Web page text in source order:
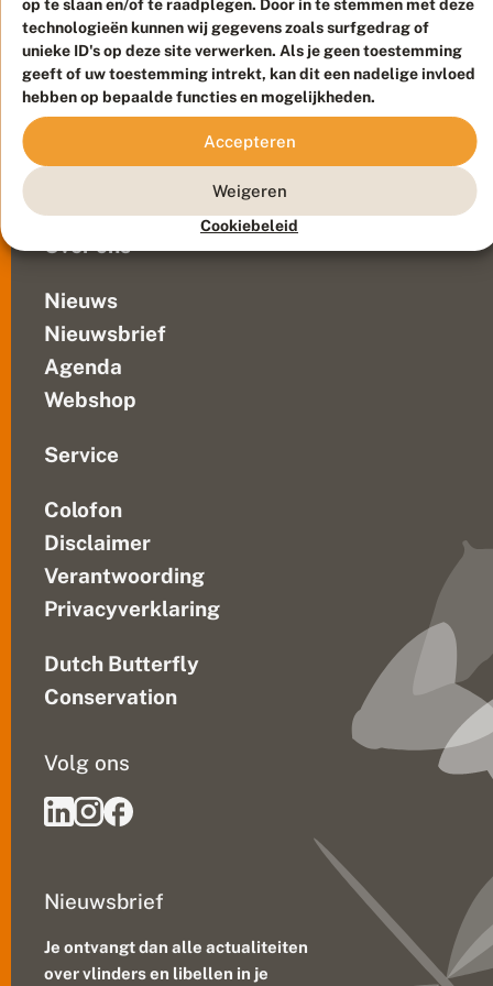
op te slaan en/of te raadplegen. Door in te stemmen met deze
technologieën kunnen wij gegevens zoals surfgedrag of
unieke ID's op deze site verwerken. Als je geen toestemming
geeft of uw toestemming intrekt, kan dit een nadelige invloed
hebben op bepaalde functies en mogelijkheden.
Accepteren
Weigeren
Cookiebeleid
Contact
Veelgestelde vragen
Over ons
Nieuws
Nieuwsbrief
Agenda
Webshop
Service
Colofon
Disclaimer
Verantwoording
Privacyverklaring
Dutch Butterfly
Conservation
Nieuwsbrief
Je ontvangt dan alle actualiteiten
over vlinders en libellen in je
Volg ons
Duurzaam ontwikkeld doorGo2People, ontworpen door
Blue Field Agency
Privacy
Disclaimer